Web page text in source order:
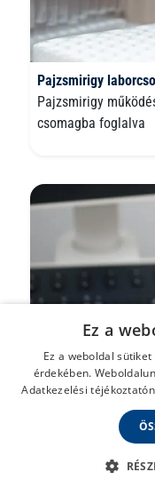
Pajzsmirigy
Pajzsmirigy
csomagba foglalva
Hasi és
A hasi és
hasüreg és a
Ez a
Ez a weboldal
érdekében.
Adatkezelési